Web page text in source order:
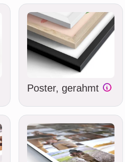
Poster, gerahmt